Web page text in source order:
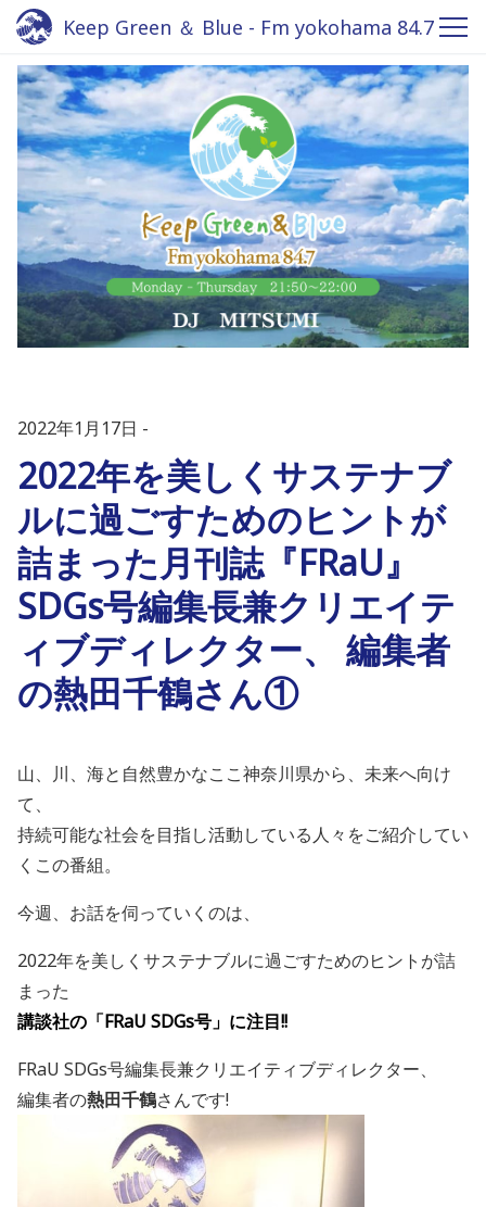
Keep Green ＆ Blue - Fm yokohama 84.7
2022年1月17日
2022年を美しくサステナブ
ルに過ごすためのヒントが
詰まった月刊誌『FRaU』
SDGs号編集長兼クリエイテ
ィブディレクター、 編集者
の熱田千鶴さん①
山、川、海と自然豊かなここ神奈川県から、未来へ向け
て、
持続可能な社会を目指し活動している人々をご紹介してい
くこの番組。
今週、お話を伺っていくのは、
2022年を美しくサステナブルに過ごすためのヒントが詰
まった
講談社の「FRaU SDGs号 」に注目!!
FRaU SDGs号編集長兼クリエイティブディレクター、
編集者の熱田千鶴さんです!